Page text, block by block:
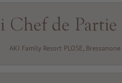
Chef de
AKI Family Resort PLOSE,